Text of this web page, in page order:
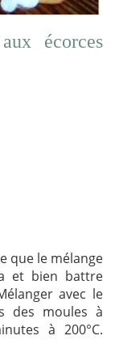
écorces
que le mélange
et bien battre
avec le
des moules à
à 200°C.